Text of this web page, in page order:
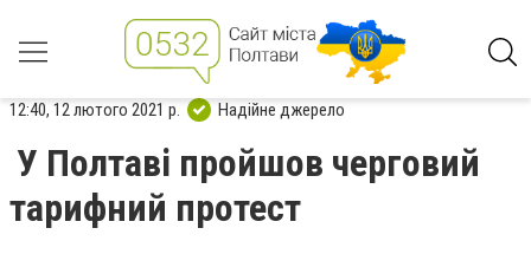
12:40, 12 лютого 2021 р. Надійне джерело
У Полтаві пройшов черговий
тарифний протест